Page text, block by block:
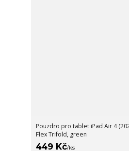
Pouzdro pro tablet iPad Air 4
Flex Trifold, green
449 Kč/ks